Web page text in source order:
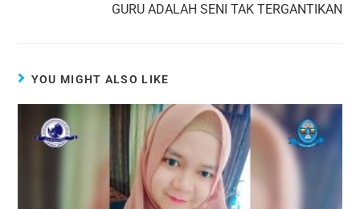
GURU ADALAH SENI TAK TERGANTIKAN
YOU MIGHT ALSO LIKE